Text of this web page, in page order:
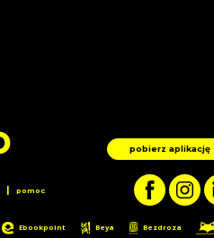
pobierz aplikację
| pomoc
Ebookpoint Beya Bezdroza